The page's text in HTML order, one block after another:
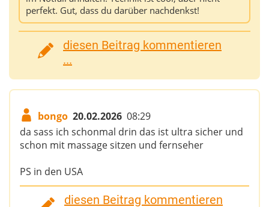
perfekt. Gut, dass du darüber nachdenkst!
diesen Beitrag kommentieren
...
bongo 20.02.2026 08:29
da sass ich schonmal drin das ist ultra sicher und
schon mit massage sitzen und fernseher
PS in den USA
diesen Beitrag kommentieren